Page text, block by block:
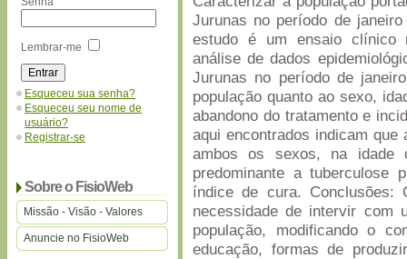
Lembrar-me
Esqueceu sua senha?
Esqueceu seu nome de
usuário?
Registrar-se
Sobre o FisioWeb
Missão - Visão - Valores
Anuncie no FisioWeb
Jurunas no período de
estudo é um ensaio clínico
análise de dados
Jurunas no período de
população quanto ao sexo,
abandono do tratamento e
aqui encontrados indicam que
ambos os sexos, na
predominante a tuberculose
índice de cura. Conclusões:
necessidade de intervir com
população, modificando o
educação, formas de